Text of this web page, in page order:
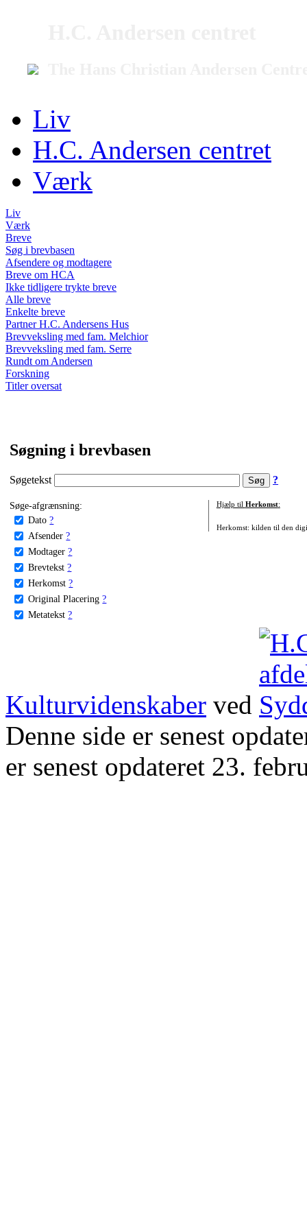
Liv
H.C. Andersen centret
Værk
Liv
Værk
Breve
Søg i brevbasen
Afsendere og modtagere
Breve om HCA
Ikke tidligere trykte breve
Alle breve
Enkelte breve
Partner H.C. Andersens Hus
Brevveksling med fam. Melchior
Brevveksling med fam. Serre
Rundt om Andersen
Forskning
Titler oversat
Søgning i brevbasen
Søgetekst ?
Søge-afgrænsning:
Dato ?
Afsender ?
Modtager ?
Brevtekst ?
Herkomst ?
Original Placering ?
Metatekst ?
Hjælp til Herkomst:
Herkomst: kilden til den
Kulturvidenskaber ved
Denne side er senest
er senest opdateret 23.